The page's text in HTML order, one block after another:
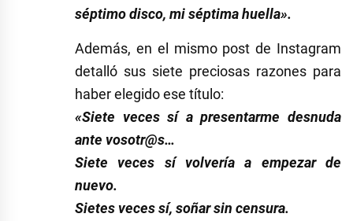
séptimo disco, mi séptima huella».
Además, en el mismo post de Instagram
detalló sus siete preciosas razones para
haber elegido ese título:
«Siete veces sí a presentarme desnuda
ante vosotr@s…
Siete veces sí volvería a empezar de
nuevo.
Sietes veces sí, soñar sin censura.